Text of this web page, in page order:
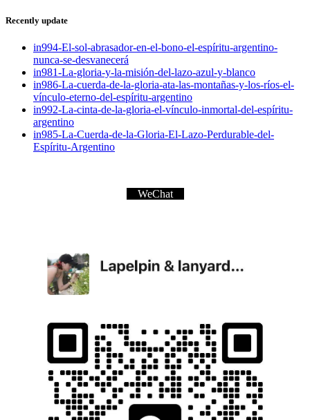
Recently update
in994-El-sol-abrasador-en-el-bono-el-espíritu-argentino-
nunca-se-desvanecerá
in981-La-gloria-y-la-misión-del-lazo-azul-y-blanco
in986-La-cuerda-de-la-gloria-ata-las-montañas-y-los-ríos-el-
vínculo-eterno-del-espíritu-argentino
in992-La-cinta-de-la-gloria-el-vínculo-inmortal-del-espíritu-
argentino
in985-La-Cuerda-de-la-Gloria-El-Lazo-Perdurable-del-
Espíritu-Argentino
WeChat